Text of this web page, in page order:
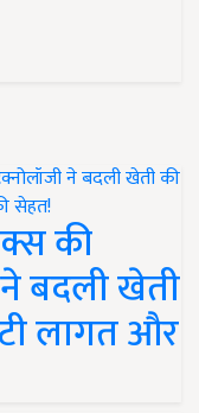
की
बदली खेती
लागत और